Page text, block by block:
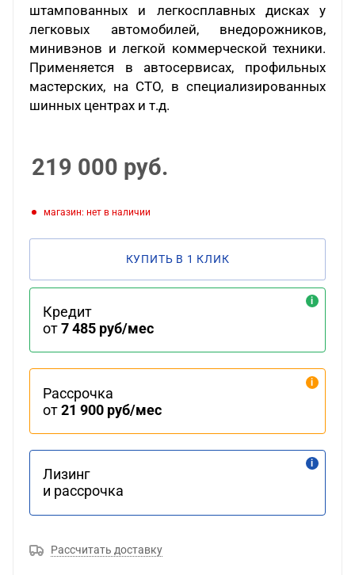
штампованных и легкосплавных дисках у
легковых автомобилей, внедорожников,
минивэнов и легкой коммерческой техники.
Применяется в автосервисах, профильных
мастерских, на СТО, в специализированных
шинных центрах и т.д.
219 000 руб.
Магазин: нет в наличии
КУПИТЬ В 1 КЛИК
Кредит
от7 485 руб/мес
Рассрочка
от21 900 руб/мес
Лизинг
и рассрочка
Рассчитать доставку